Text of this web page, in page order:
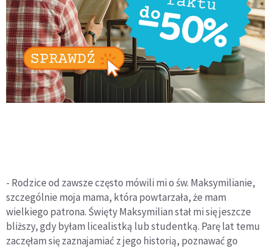
- Rodzice od zawsze często mówili mi o św. Maksymilianie,
szczególnie moja mama, która powtarzała, że mam
wielkiego patrona. Święty Maksymilian stał mi się jeszcze
bliższy, gdy byłam licealistką lub studentką. Parę lat temu
zaczęłam się zaznajamiać z jego historią, poznawać go